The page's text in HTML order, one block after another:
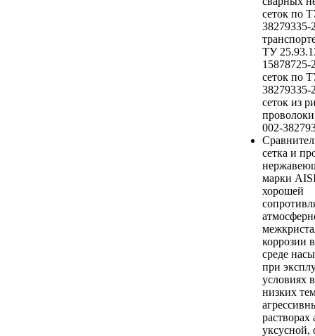
сеток по
38279335-
ТУ
15878725-
сеток по
38279335-
сеток из
002-
сетка и
марки
хорошей
коррозии
среде
при
условиях
низких
растворах
уксусной,